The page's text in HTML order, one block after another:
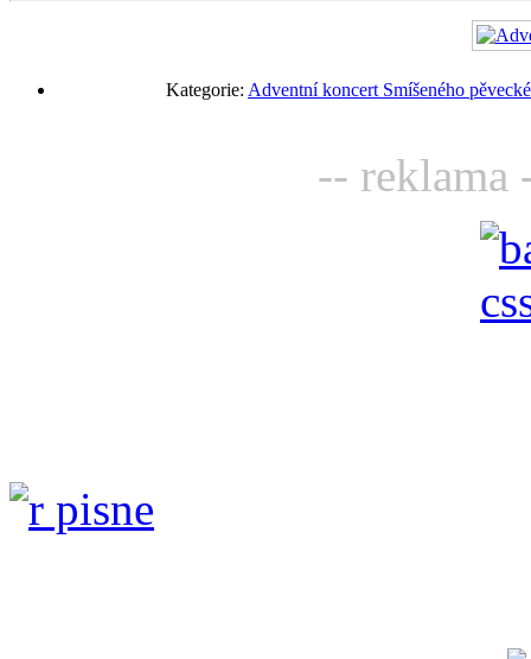
Kategorie: Adventní koncert Smíšeného
-- reklama